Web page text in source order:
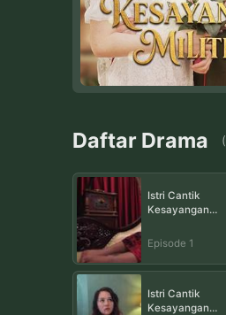
Daftar Drama (
Istri Cantik
Kesayangan
Episode 1
Istri Cantik
Kesayangan